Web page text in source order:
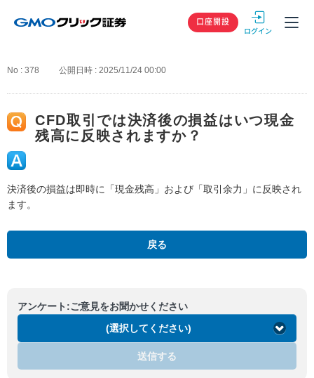
GMOクリック
口座開設
No : 378 公開日時 : 2025/11/24 00:00
CFD取引では決済後の損益はいつ現金
残高に反映されますか？
決済後の損益は即時に「現金残高」および「取引余力」に反映され
ます。
戻る
アンケート:ご意見をお聞かせください
(選択してください)
送信する